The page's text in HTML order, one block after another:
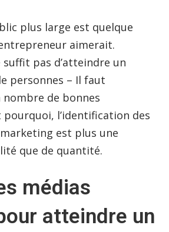
plus large est quelque
aimerait.
suffit pas d’atteindre un
personnes – Il faut
de bonnes
pourquoi, l’identification des
est plus une
que de quantité.
médias
atteindre un